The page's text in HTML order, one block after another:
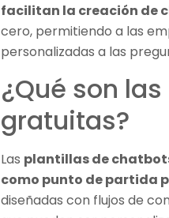
facilitan la creación de
cero, permitiendo a las
personalizadas a las
¿Qué son
gratuitas?
Las plantillas de
como punto de partida
diseñadas con flujos de